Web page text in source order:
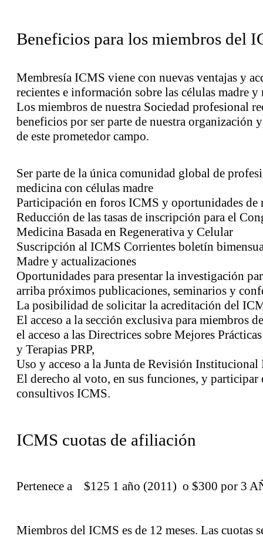
Beneficios para los miembros del
Membresía ICMS viene con nuevas ventajas y
recientes e información sobre las células madre y
Los miembros de nuestra Sociedad profesional
beneficios por ser parte de nuestra organización
de este prometedor campo.
Ser parte de la única comunidad global de
medicina con células madre
Participación en foros ICMS y oportunidades
Reducción de las tasas de inscripción para el
Medicina Basada en Regenerativa y Celular
Suscripción al ICMS Corrientes boletín
Madre y actualizaciones
Oportunidades para presentar la investigación
arriba próximos publicaciones, seminarios y
La posibilidad de solicitar la acreditación del
El acceso a la sección exclusiva para miembros
el acceso a las Directrices sobre Mejores
y Terapias PRP,
Uso y acceso a la Junta de Revisión
El derecho al voto, en sus funciones, y participar
consultivos ICMS.
ICMS cuotas de afiliación
Pertenece a $125 1 año (2011) o $300 por 3
Miembros del ICMS es de 12 meses. Las cuotas